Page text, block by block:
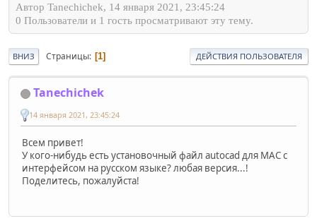
Автор Tanechichek, 14 января 2021, 23:45:24
0 Пользователи и 1 гость просматривают эту тему.
ВНИЗ Страницы 1 ДЕЙСТВИЯ ПОЛЬЗОВАТЕЛЯ
Tanechichek
14 января 2021, 23:45:24
Всем привет!
У кого-нибудь есть установочный файл autocad для MAC с
интерфейсом на русском языке? любая версия...!
Поделитесь, пожалуйста!